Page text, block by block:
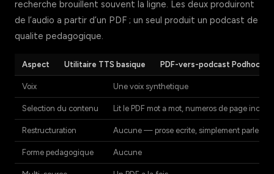
recherche brouillent souvent la ligne. Les deux produiront
de l’audio a partir d’un PDF ; un seul produit un podcast de
qualite pedagogique.
Aspect Utilitaire TTS basique PDF-vers-podcast Podhoc
Voix Une voix synthetique
Selection du contenu Lit le PDF mot a mot, numeros de page inclus
Restructuration Aucune — prose ecrite, simplement parlee
Forme pedagogique Aucune